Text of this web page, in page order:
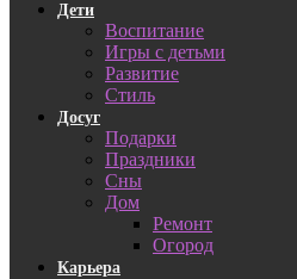
Дети
Воспитание
Игры с детьми
Развитие
Стиль
Досуг
Подарки
Праздники
Сны
Дом
Ремонт
Огород
Карьера